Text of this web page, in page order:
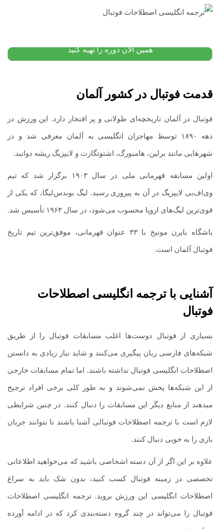
دوره آموزش ترجمه تخصصی
همین الان دوره را تهیه کنید
قدمت فوتبال در کشور آلمان
فوتبال در آلمان تاریخچه‌ای طولانی و پر افتخار دارد. این ورزش در
دهه ۱۸۹۰ توسط مهاجران انگلیسی به آلمان معرفی شد و در
شهرهایی مانند برلین، هامبورگ، اشتوتگارت و لایپزیگ ریشه دوانید.
اولین مسابقه قهرمانی ملی در سال ۱۹۰۳ برگزار شد که تیم
وی‌اف‌بی لایپزیگ در آن به پیروزی رسید. لیگ بوندس‌لیگا، که یکی از
قوی‌ترین لیگ‌های اروپا محسوب می‌شود، در سال ۱۹۶۳ تأسیس شد.
باشگاه بایرن مونیخ با ۳۳ عنوان قهرمانی، موفق‌ترین تیم تاریخ
فوتبال آلمان است.
آشنایی با ترجمه انگلیسی اصطلاحات
فوتبال
بسیاری از فوتبال دوست‌ها اغلب مسابقات فوتبال را از طریق
شبکه‌های فارسی زبان پیگیری می‌کنند و شاید نیاز زیادی به دانستن
اصطلاحات انگلیسی فوتبال نداشته باشند. اما تمام مسابقات خارجی
از این شبکه‌ها پخش نمی‌شوند و به طور کلی برخی افراد ترجیح
میدهند از منابع دیگر این مسابقات را دنبال کنند. در چنین شرایطی
لازم است با ترجمه اصطلاحات فوتبالی آشنا باشند تا بتوانند جریان
بازی را به خوبی دنبال کنند.
علاوه بر این اگر از آن دسته اشخاصی باشید که می‌خواهید اطلاعاتی
تخصصی در زمینه فوتبال کسب کنید، بدون شک باید به سراغ
اصطلاحات انگلیسی این ورزش بروید. ترجمه انگلیسی اصطلاحات
فوتبال را می‌تواند در چند گروه دسته‌بندی کرد که در ادامه آورده